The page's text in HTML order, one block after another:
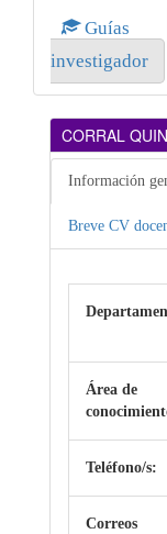
Guías
investigador
CORRAL
Información
Breve CV
Área de
Teléfono/s:
Correos